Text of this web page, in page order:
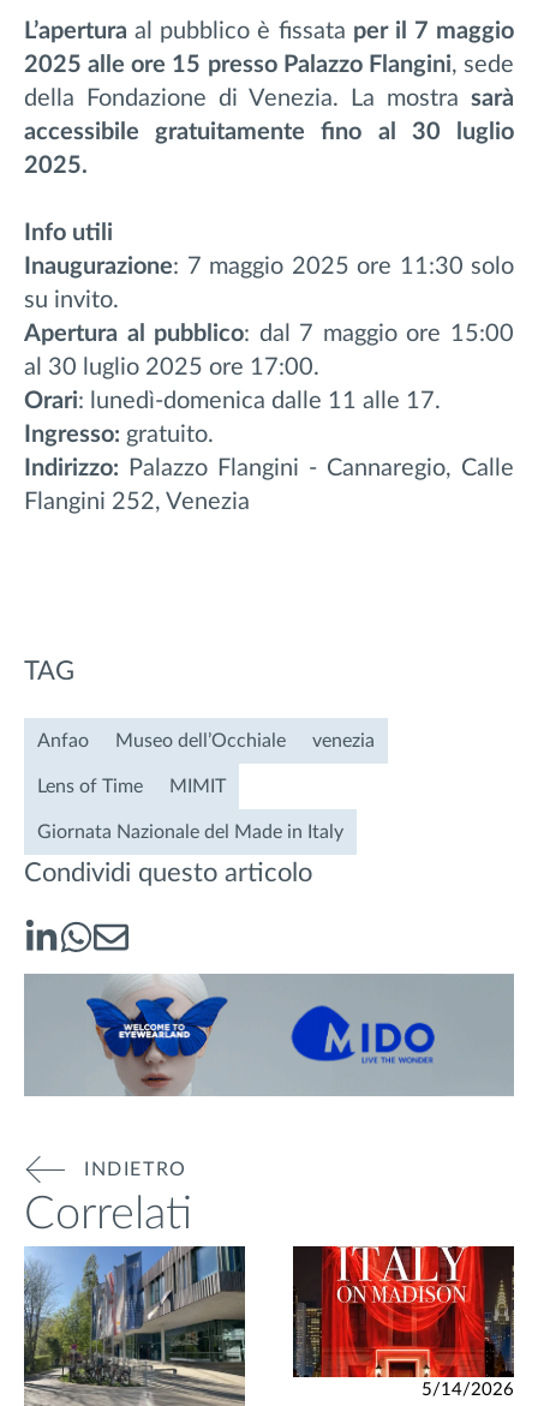
L’apertura al pubblico è fissata per il 7 maggio
2025 alle ore 15 presso Palazzo Flangini, sede
della Fondazione di Venezia. La mostra sarà
accessibile gratuitamente fino al 30 luglio
2025.
Info utili
Inaugurazione: 7 maggio 2025 ore 11:30 solo
su invito.
Apertura al pubblico: dal 7 maggio ore 15:00
al 30 luglio 2025 ore 17:00.
Orari: lunedì-domenica dalle 11 alle 17.
Ingresso: gratuito.
Indirizzo: Palazzo Flangini - Cannaregio, Calle
Flangini 252, Venezia
TAG
Anfao Museo dell’Occhiale venezia
Lens of Time MIMIT
Giornata Nazionale del Made in Italy
Condividi questo articolo
INDIETRO
Correlati
5/14/2026